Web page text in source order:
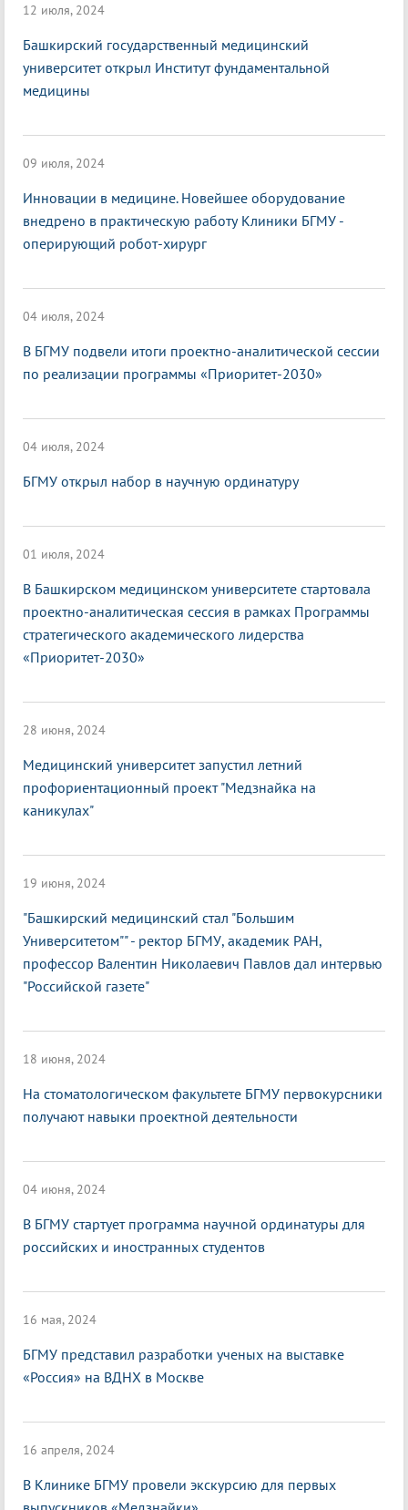
12 июля, 2024
Башкирский государственный медицинский
университет открыл Институт фундаментальной
медицины
09 июля, 2024
Инновации в медицине. Новейшее оборудование
внедрено в практическую работу Клиники БГМУ -
оперирующий робот-хирург
04 июля, 2024
В БГМУ подвели итоги проектно-аналитической сессии
по реализации программы «Приоритет-2030»
04 июля, 2024
БГМУ открыл набор в научную ординатуру
01 июля, 2024
В Башкирском медицинском университете стартовала
проектно-аналитическая сессия в рамках Программы
стратегического академического лидерства
«Приоритет-2030»
28 июня, 2024
Медицинский университет запустил летний
профориентационный проект "Медзнайка на
каникулах"
19 июня, 2024
"Башкирский медицинский стал "Большим
Университетом"" - ректор БГМУ, академик РАН,
профессор Валентин Николаевич Павлов дал интервью
"Российской газете"
18 июня, 2024
На стоматологическом факультете БГМУ первокурсники
получают навыки проектной деятельности
04 июня, 2024
В БГМУ стартует программа научной ординатуры для
российских и иностранных студентов
16 мая, 2024
БГМУ представил разработки ученых на выставке
«Россия» на ВДНХ в Москве
16 апреля, 2024
В Клинике БГМУ провели экскурсию для первых